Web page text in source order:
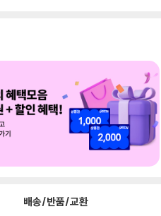
배송/반품/교환